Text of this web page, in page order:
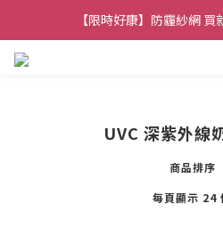
【限時好康】UVC除菌水
【限時好康】防霾紗網 買
UVC 深紫外線
商品排序
每頁顯示 24